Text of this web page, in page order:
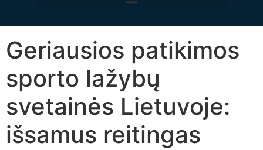
Geriausios patikimos
sporto lažybų
svetainės Lietuvoje:
išsamus reitingas